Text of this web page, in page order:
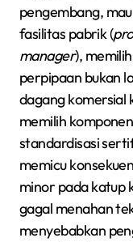
pengembang,
fasilitas pabrik (
manager),
perpipaan bukan
dagang komersial
memilih
standardisasi
memicu
minor pada katup
gagal menahan
menyebabkan